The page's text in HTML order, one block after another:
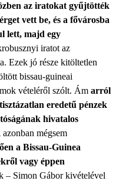
az iratokat gyűjtötték
vett be, és a fővárosba
lett, majd egy
iratot az
Ezek jó része kitöltetlen
bissau-guineai
vételéről szólt. Ám arról
eredetű pénzek
hivatalos
azonban mégsem
a Bissau-Guinea
vagy éppen
– Simon Gábor kivételével